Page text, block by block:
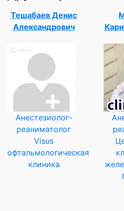
Тешабаев Денис
Александрович
Анестезиолог-
реаниматолог
Visus
офтальмологическая
клиника